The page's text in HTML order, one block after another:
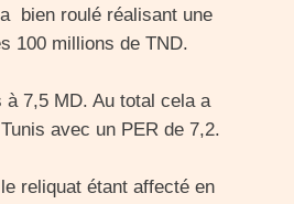
a bien roulé réalisant une
100 millions de TND.
7,5 MD. Au total cela a
avec un PER de 7,2.
reliquat étant affecté en